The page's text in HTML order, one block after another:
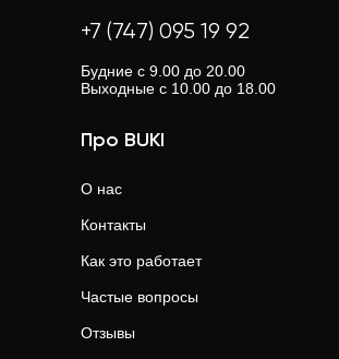
+7 (747) 095 19 92
Будние с 9.00 до 20.00
Выходные с 10.00 до 18.00
Про BUKI
О нас
Контакты
Как это работает
Частые вопросы
Отзывы